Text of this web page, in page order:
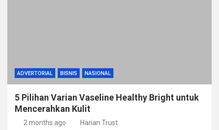
ADVERTORIAL BISNIS NASIONAL
5 Pilihan Varian Vaseline Healthy Bright untuk
Mencerahkan Kulit
2 months ago Harian Trust